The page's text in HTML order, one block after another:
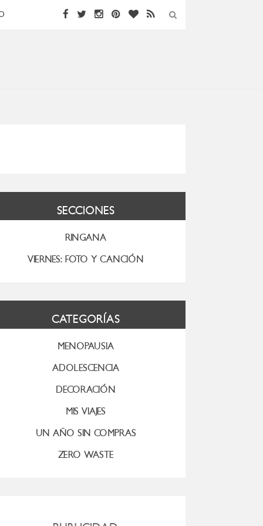
SECCIONES
RINGANA
VIERNES: FOTO Y CANCIÓN
CATEGORÍAS
MENOPAUSIA
ADOLESCENCIA
DECORACIÓN
MIS VIAJES
UN AÑO SIN COMPRAS
ZERO WASTE